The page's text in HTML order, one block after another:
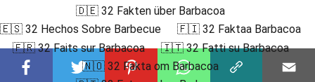
🇩🇪 32 Fakten über Barbacoa
🇪🇸 32 Hechos Sobre Barbecue
🇫🇮 32 Faktaa Barbacoa
🇫🇷 32 Faits sur Barbacoa
🇮🇹 32 Fatti su Barbacoa
🇳🇴 32 Fakta om Barbacoa